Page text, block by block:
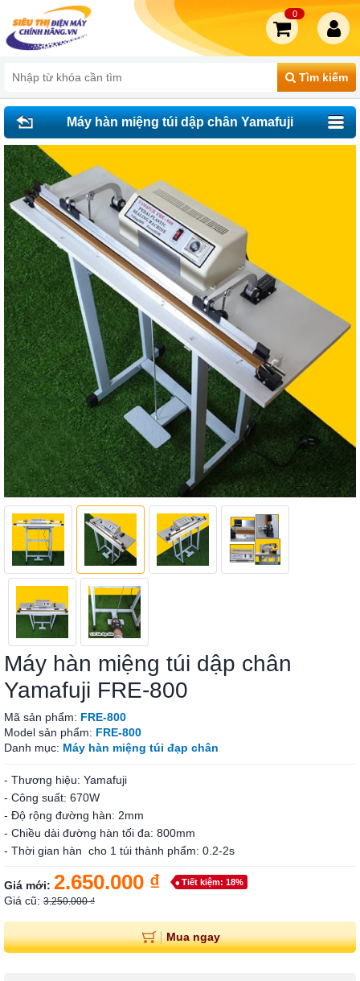
Tìm kiếm
0
Máy hàn miệng túi dập chân Yamafuji
FRE-800
Máy hàn miệng túi dập chân
Yamafuji FRE-800
Mã sản phẩm: FRE-800
Model sản phẩm: FRE-800
Danh mục: Máy hàn miệng túi đạp chân
- Thương hiệu: Yamafuji
- Công suất: 670W
- Độ rộng đường hàn: 2mm
- Chiều dài đường hàn tối đa: 800mm
- Thời gian hàn cho 1 túi thành phẩm: 0.2-2s
Giá mới: 2.650.000 ₫ Tiết kiệm: 18%
Giá cũ: 3.250.000 ₫
Mua ngay